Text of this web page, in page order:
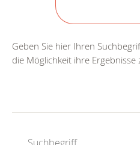
Geben Sie hier Ihren
die Möglichkeit ihre Ergebnisse